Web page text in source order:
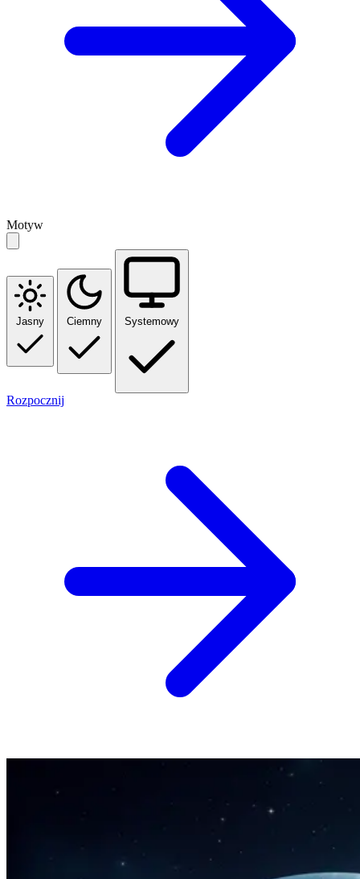
Motyw
Jasny Ciemny Systemowy
Rozpocznij